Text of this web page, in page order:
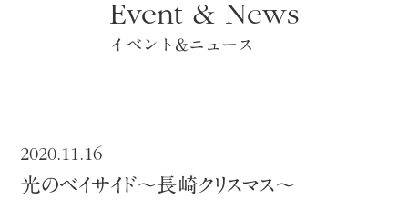
Event & News
イベント&ニュース
光のベイサイド〜長崎クリスマス〜
2020.11.16